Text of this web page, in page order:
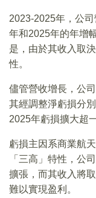
2023-2025年，公
年和2025年的年增
是，由於其收入取
性。
儘管營收增長，公
其經調整淨虧損分
2025年虧損擴大超
虧損主因系商業航
「三高」特性，公
擴張，而其收入將
難以實現盈利。